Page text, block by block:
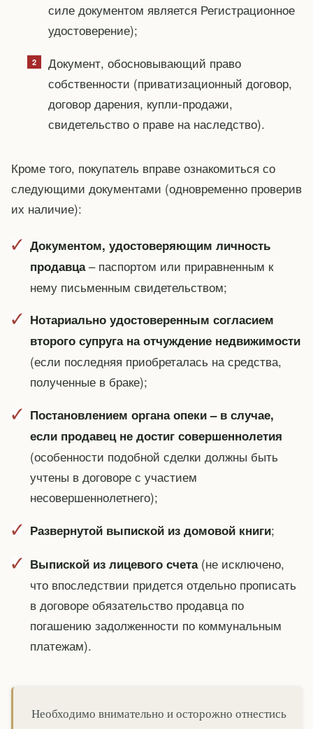
силе документом является Регистрационное
удостоверение);
Документ, обосновывающий право
собственности (приватизационный договор,
договор дарения, купли-продажи,
свидетельство о праве на наследство).
Кроме того, покупатель вправе ознакомиться со
следующими документами (одновременно проверив
их наличие):
Документом, удостоверяющим личность
продавца– паспортом или приравненным к
нему письменным свидетельством;
Нотариально удостоверенным согласием
второго супруга на отчуждение недвижимости
(если последняя приобреталась на средства,
полученные в браке);
Постановлением органа опеки – в случае,
если продавец не достиг совершеннолетия
(особенности подобной сделки должны быть
учтены в договоре с участием
несовершеннолетнего);
Развернутой выпиской из домовой книги;
Выпиской из лицевого счета (не исключено,
что впоследствии придется отдельно прописать
в договоре обязательство продавца по
погашению задолженности по коммунальным
платежам).
Необходимо внимательно и осторожно отнестись